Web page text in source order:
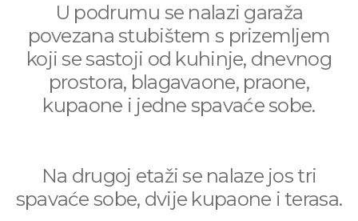
U podrumu se nalazi garaža
povezana stubištem s prizemljem
koji se sastoji od kuhinje, dnevnog
prostora, blagavaone, praone,
kupaone i jedne spavaće sobe.
Na drugoj etaži se nalaze jos tri
spavaće sobe, dvije kupaone i terasa.